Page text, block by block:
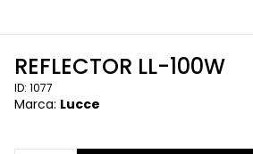
REFLECTOR LL-100W
ID: 1077
Marca: Lucce